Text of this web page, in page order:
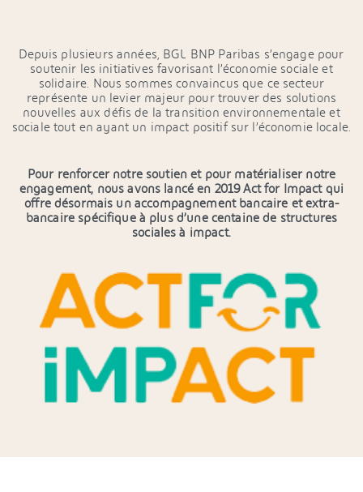
Depuis plusieurs années, BGL BNP Paribas s’engage pour
soutenir les initiatives favorisant l’économie sociale et
solidaire. Nous sommes convaincus que ce secteur
représente un levier majeur pour trouver des solutions
nouvelles aux défis de la transition environnementale et
sociale tout en ayant un impact positif sur l’économie locale.
Pour renforcer notre soutien et pour matérialiser notre
engagement, nous avons lancé en 2019 Act for Impact qui
offre désormais un accompagnement bancaire et extra-
bancaire spécifique à plus d’une centaine de structures
sociales à impact.